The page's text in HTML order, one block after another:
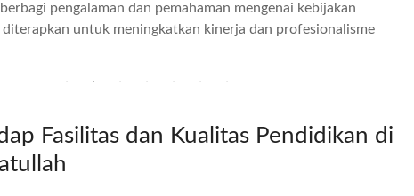
pengalaman dan pemahaman mengenai kebijakan
diterapkan untuk meningkatkan kinerja dan profesionalisme
Fasilitas dan Kualitas Pendidikan di